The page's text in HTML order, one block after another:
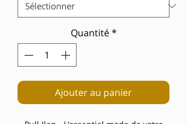
Quantité *
Ajouter au panier